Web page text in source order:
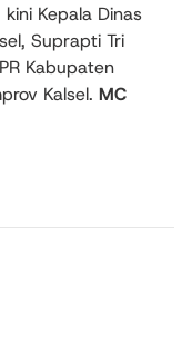
Kepala Dinas
Suprapti Tri
Kabupaten
Kalsel. MC